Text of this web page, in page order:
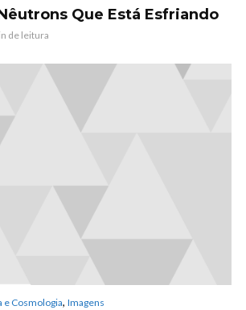
Que Está Esfriando
de leitura
Cosmologia, Imagens